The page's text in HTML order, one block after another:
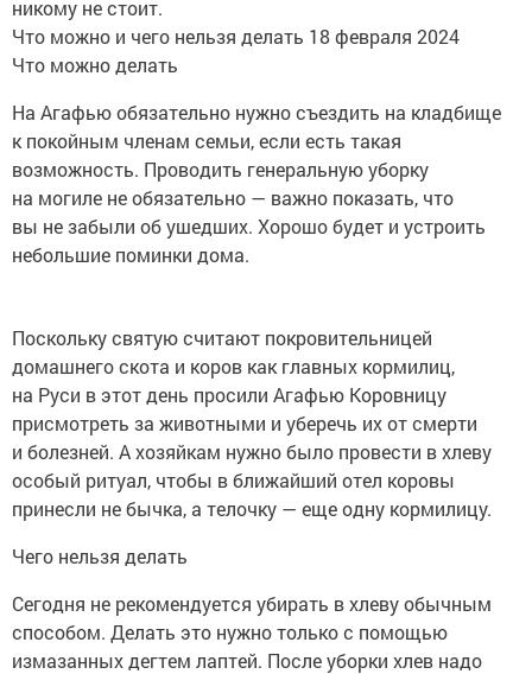
никому не стоит.
Что можно и чего нельзя делать 18 февраля 2024
Что можно делать
На Агафью обязательно нужно съездить на кладбище
к покойным членам семьи, если есть такая
возможность. Проводить генеральную уборку
на могиле не обязательно — важно показать, что
вы не забыли об ушедших. Хорошо будет и устроить
небольшие поминки дома.
Поскольку святую считают покровительницей
домашнего скота и коров как главных кормилиц,
на Руси в этот день просили Агафью Коровницу
присмотреть за животными и уберечь их от смерти
и болезней. А хозяйкам нужно было провести в хлеву
особый ритуал, чтобы в ближайший отел коровы
принесли не бычка, а телочку — еще одну кормилицу.
Чего нельзя делать
Сегодня не рекомендуется убирать в хлеву обычным
способом. Делать это нужно только с помощью
измазанных дегтем лаптей. После уборки хлев надо